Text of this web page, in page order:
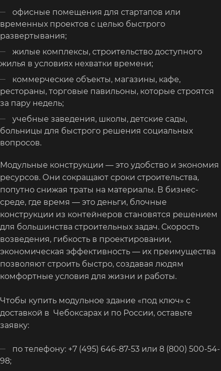
офисные помещения для стартапов или
временных проектов с целью быстрого
развертывания;
жилые комплексы, строительство доступного
жилья в условиях нехватки времени;
коммерческие объекты, магазины, кафе,
рестораны, торговые павильоны, которые строятся
за пару недель;
учебные заведения, школы, детские сады,
больницы для быстрого решения социальных
вопросов.
Модульные конструкции — это удобство и экономия
ресурсов. Они сокращают сроки строительства,
попутно снижая траты на материалы. В бизнес-
среде, где время — это деньги, блочные
конструкции из контейнеров становятся решением
для большинства строительных задач. Скорость
возведения, гибкость в проектировании,
экономическая эффективность — их преимущества
позволяют строить быстро, создавая людям
комфортные условия для жизни и работы.
Чтобы купить модульное здание «под ключ» с
доставкой в Чебоксарах и по России, оставьте
заявку:
по телефону: +7 (495) 646-87-53 или 8 (800) 500-54-
98;